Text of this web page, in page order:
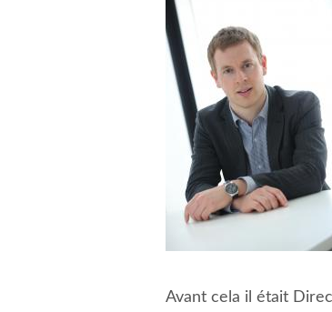
Avant cela il était